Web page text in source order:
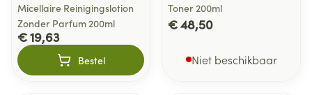
Micellaire Reinigingslotion
Zonder Parfum 200ml
€ 19,63
Bestel
Toner 200ml
€ 48,50
Niet beschikbaar